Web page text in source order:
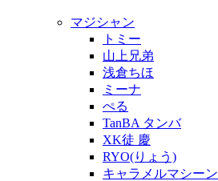
マジシャン
トミー
山上兄弟
浅倉ちほ
ミーナ
ぺる
TanBA タンバ
XK徒 慶
RYO(りょう)
キャラメルマシーン